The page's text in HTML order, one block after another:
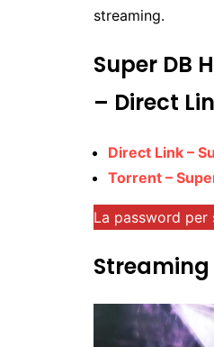
streaming.
Super DB
– Direct
Direct Link –
Torrent –
La password per
Streaming